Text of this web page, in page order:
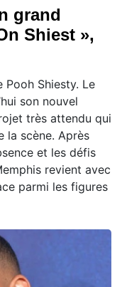
grand
Shiest »,
Pooh Shiesty. Le
son nouvel
très attendu qui
la scène. Après
et les défis
revient avec
parmi les figures